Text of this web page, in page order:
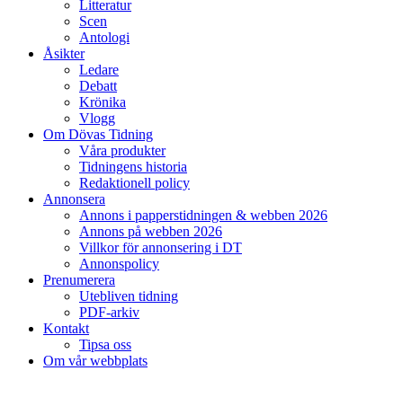
Litteratur
Scen
Antologi
Åsikter
Ledare
Debatt
Krönika
Vlogg
Om Dövas Tidning
Våra produkter
Tidningens historia
Redaktionell policy
Annonsera
Annons i papperstidningen & webben 2026
Annons på webben 2026
Villkor för annonsering i DT
Annonspolicy
Prenumerera
Utebliven tidning
PDF-arkiv
Kontakt
Tipsa oss
Om vår webbplats